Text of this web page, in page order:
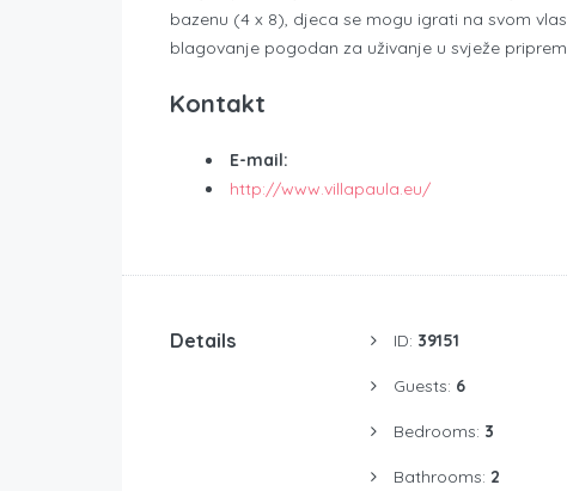
bazenu (4 x 8), djeca se mogu igrati na svom
blagovanje pogodan za uživanje u svježe
Kontakt
E-mail:
http://www.villapaula.eu/
Details ID: 39151
Guests: 6
Bedrooms: 3
Bathrooms: 2